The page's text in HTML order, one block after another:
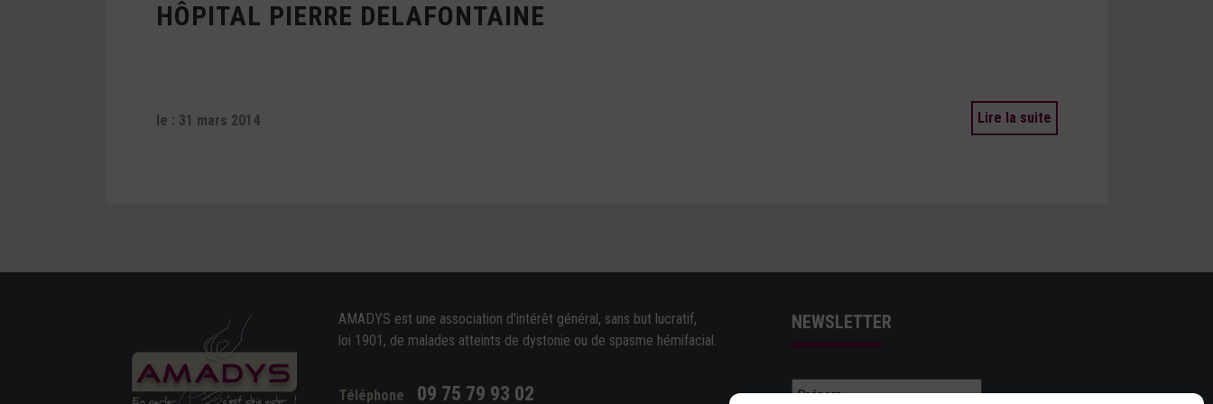
HÔPITAL PIERRE DELAFONTAINE
le : 31 mars 2014 Lire la suite
AMADYS est une association d'intérêt général, sans but lucratif,
loi 1901, de malades atteints de dystonie ou de spasme hémifacial.
Téléphone 09 75 79 93 02
NEWSLETTER